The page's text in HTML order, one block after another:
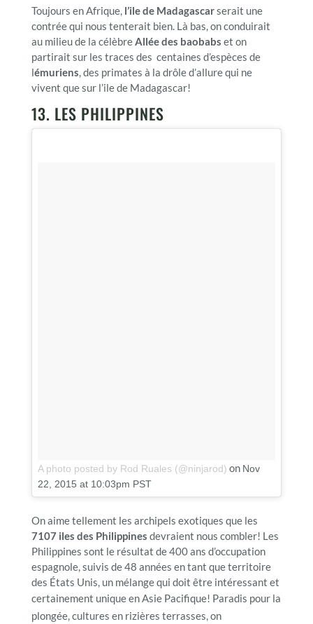
Toujours en Afrique, l’ile de Madagascarserait une
contrée qui nous tenterait bien. Là bas, on conduirait
au milieu de la célèbreAllée des baobabs et on
partirait sur les traces des centaines d’espèces de
lémuriens, des primates à la drôle d’allure qui ne
vivent que sur l’ile de Madagascar!
13. LES PHILIPPINES
A photo posted by Rod Ruales (@ninjarod) on Nov
22, 2015 at 10:03pm PST
On aime tellement les archipels exotiques que les
7107 iles des Philippines devraient nous combler! Les
Philippines sont le résultat de 400 ans d’occupation
espagnole, suivis de 48 années en tant que territoire
des États Unis, un mélange qui doit être intéressant et
certainement unique en Asie Pacifique! Paradis pour la
plongée, cultures en rizières terrasses, on